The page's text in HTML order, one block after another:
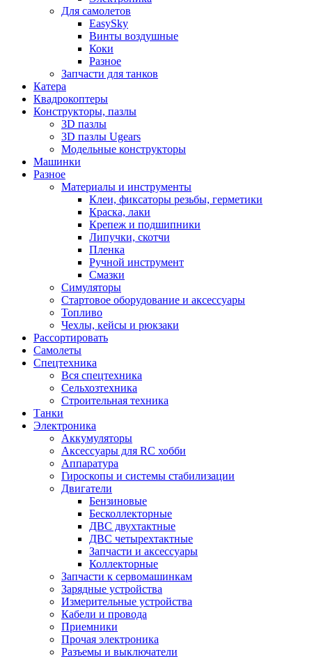
Для самолетов
EasySky
Винты воздушные
Коки
Разное
Запчасти для танков
Катера
Квадрокоптеры
Конструкторы, пазлы
3D пазлы
3D пазлы Ugears
Модельные конструкторы
Машинки
Разное
Материалы и инструменты
Клеи, фиксаторы резьбы, герметики
Краска, лаки
Крепеж и подшипники
Липучки, скотчи
Пленка
Ручной инструмент
Смазки
Симуляторы
Стартовое оборудование и аксессуары
Топливо
Чехлы, кейсы и рюкзаки
Рассортировать
Самолеты
Спецтехника
Вся спецтехника
Сельхозтехника
Строительная техника
Танки
Электроника
Аккумуляторы
Аксессуары для RC хобби
Аппаратура
Гироскопы и системы стабилизации
Двигатели
Бензиновые
Бесколлекторные
ДВС двухтактные
ДВС четырехтактные
Запчасти и аксессуары
Коллекторные
Запчасти к сервомашинкам
Зарядные устройства
Измерительные устройства
Кабели и провода
Приемники
Прочая электроника
Разъемы и выключатели